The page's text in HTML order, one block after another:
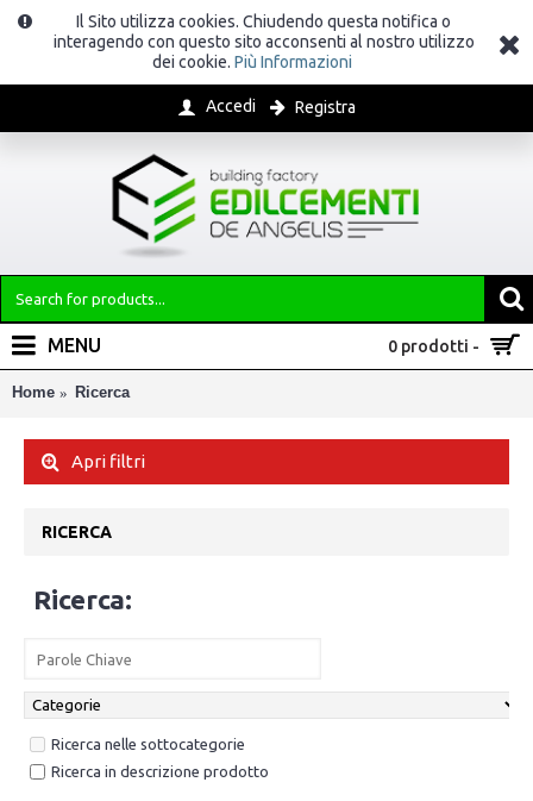
Il Sito utilizza cookies. Chiudendo questa notifica o
interagendo con questo sito acconsenti al nostro utilizzo
dei cookie. Più Informazioni
Accedi Registra
0 prodotti -
MENU
Home Ricerca
Apri filtri
RICERCA
Ricerca:
Ricerca nelle sottocategorie
Ricerca in descrizione prodotto